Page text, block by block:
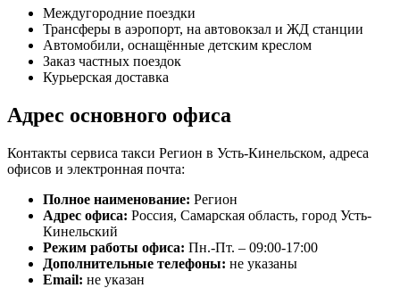
Междугородние поездки
Трансферы в аэропорт, на автовокзал и ЖД станции
Автомобили, оснащённые детским креслом
Заказ частных поездок
Курьерская доставка
Адрес основного офиса
Контакты сервиса такси Регион в Усть-Кинельском, адреса
офисов и электронная почта:
Полное наименование: Регион
Адрес офиса: Россия, Самарская область, город Усть-
Кинельский
Режим работы офиса: Пн.-Пт. – 09:00-17:00
Дополнительные телефоны: не указаны
Email: не указан